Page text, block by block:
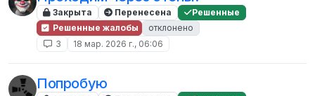
Закрыта Перенесена
Решенные
Решенные жалобы
отклонено
3
18 мар. 2026 г., 06:06
Попробую